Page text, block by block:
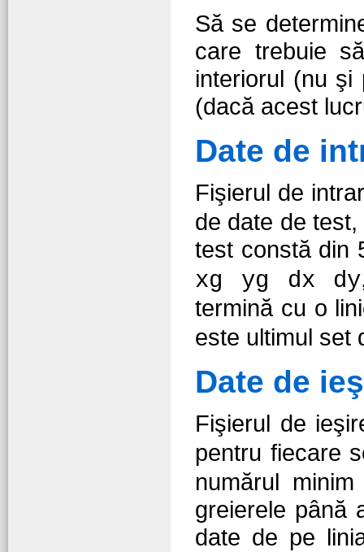
Să se
care trebuie
interiorul (nu şi
(dacă acest
Date de
Fişierul de
de date de
test constă din
xg yg dx dy
termină cu o
este ultimul set
Date de
Fişierul de
pentru fiecare
numărul
greierele până
date de pe